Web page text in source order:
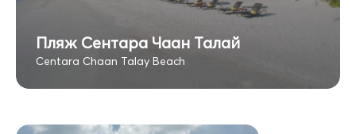
Пляж Сентара Чаан Талай
Centara Chaan Talay Beach